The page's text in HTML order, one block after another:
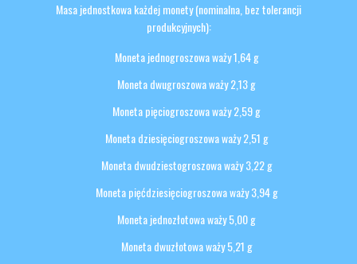
Masa jednostkowa każdej monety (nominalna, bez tolerancji
produkcyjnych):
Moneta jednogroszowa waży 1,64 g
Moneta dwugroszowa waży 2,13 g
Moneta pięciogroszowa waży 2,59 g
Moneta dziesięciogroszowa waży 2,51 g
Moneta dwudziestogroszowa waży 3,22 g
Moneta pięćdziesięciogroszowa waży 3,94 g
Moneta jednozłotowa waży 5,00 g
Moneta dwuzłotowa waży 5,21 g